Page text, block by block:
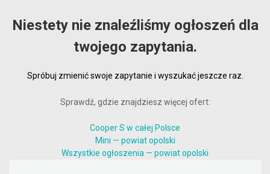
Niestety nie znaleźliśmy ogłoszeń dla
twojego zapytania.
Spróbuj zmienić swoje zapytanie i wyszukać jeszcze raz.
Sprawdź, gdzie znajdziesz więcej ofert:
Cooper S w całej Polsce
Mini — powiat opolski
Wszystkie ogłoszenia — powiat opolski